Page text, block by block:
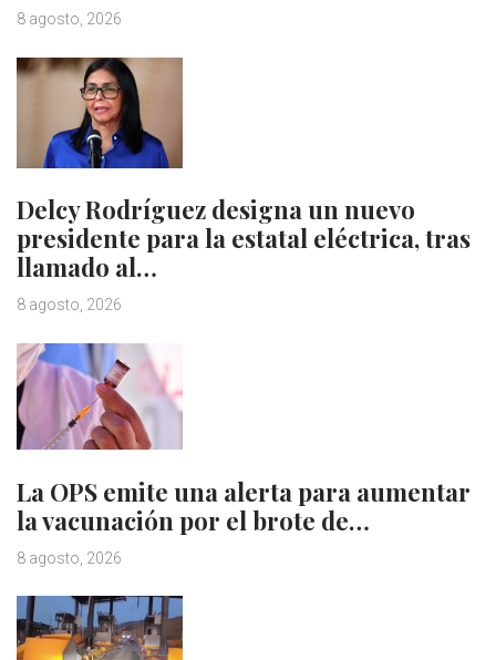
8 agosto, 2026
Delcy Rodríguez designa un nuevo
presidente para la estatal eléctrica, tras
llamado al…
8 agosto, 2026
La OPS emite una alerta para aumentar
la vacunación por el brote de…
8 agosto, 2026